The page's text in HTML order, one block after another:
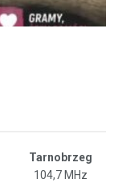
Tarnobrzeg
104,7 MHz